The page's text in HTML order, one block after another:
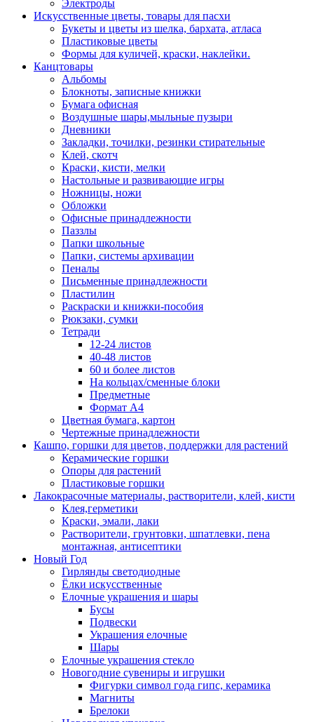
Электроды
Искусственные цветы, товары для пасхи
Букеты и цветы из шелка, бархата, атласа
Пластиковые цветы
Формы для куличей, краски, наклейки.
Канцтовары
Альбомы
Блокноты, записные книжки
Бумага офисная
Воздушные шары,мыльные пузыри
Дневники
Закладки, точилки, резинки стирательные
Клей, скотч
Краски, кисти, мелки
Настольные и развивающие игры
Ножницы, ножи
Обложки
Офисные принадлежности
Паззлы
Папки школьные
Папки, системы архивации
Пеналы
Письменные принадлежности
Пластилин
Раскраски и книжки-пособия
Рюкзаки, сумки
Тетради
12-24 листов
40-48 листов
60 и более листов
На кольцах/сменные блоки
Предметные
Формат А4
Цветная бумага, картон
Чертежные принадлежности
Кашпо, горшки для цветов, поддержки для растений
Керамические горшки
Опоры для растений
Пластиковые горшки
Лакокрасочные материалы, растворители, клей, кисти
Клея,герметики
Краски, эмали, лаки
Растворители, грунтовки, шпатлевки, пена
монтажная, антисептики
Новый Год
Гирлянды светодиодные
Ёлки искусственные
Елочные украшения и шары
Бусы
Подвески
Украшения елочные
Шары
Елочные украшения стекло
Новогодние сувениры и игрушки
Фигурки символ года гипс, керамика
Магниты
Брелоки